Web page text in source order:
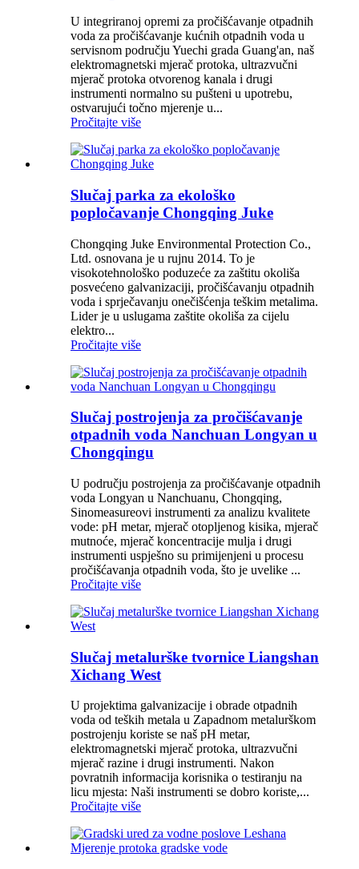
U integriranoj opremi za pročišćavanje otpadnih
voda za pročišćavanje kućnih otpadnih voda u
servisnom području Yuechi grada Guang'an, naš
elektromagnetski mjerač protoka, ultrazvučni
mjerač protoka otvorenog kanala i drugi
instrumenti normalno su pušteni u upotrebu,
ostvarujući točno mjerenje u...
Pročitajte više
Slučaj parka za ekološko
popločavanje Chongqing Juke
Chongqing Juke Environmental Protection Co.,
Ltd. osnovana je u rujnu 2014. To je
visokotehnološko poduzeće za zaštitu okoliša
posvećeno galvanizaciji, pročišćavanju otpadnih
voda i sprječavanju onečišćenja teškim metalima.
Lider je u uslugama zaštite okoliša za cijelu
elektro...
Pročitajte više
Slučaj postrojenja za pročišćavanje
otpadnih voda Nanchuan Longyan u
Chongqingu
U području postrojenja za pročišćavanje otpadnih
voda Longyan u Nanchuanu, Chongqing,
Sinomeasureovi instrumenti za analizu kvalitete
vode: pH metar, mjerač otopljenog kisika, mjerač
mutnoće, mjerač koncentracije mulja i drugi
instrumenti uspješno su primijenjeni u procesu
pročišćavanja otpadnih voda, što je uvelike ...
Pročitajte više
Slučaj metalurške tvornice Liangshan
Xichang West
U projektima galvanizacije i obrade otpadnih
voda od teških metala u Zapadnom metalurškom
postrojenju koriste se naš pH metar,
elektromagnetski mjerač protoka, ultrazvučni
mjerač razine i drugi instrumenti. Nakon
povratnih informacija korisnika o testiranju na
licu mjesta: Naši instrumenti se dobro koriste,...
Pročitajte više